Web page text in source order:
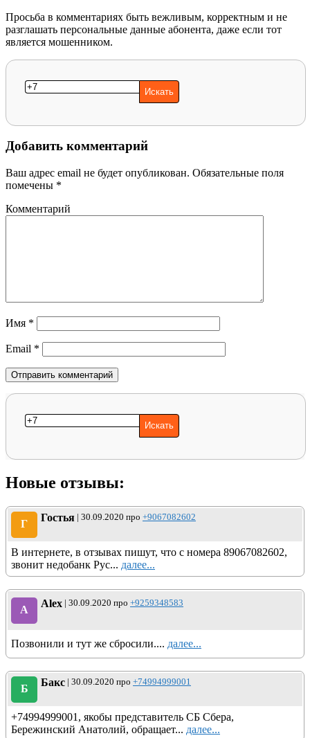
Просьба в комментариях быть вежливым, корректным и не
разглашать персональные данные абонента, даже если тот
является мошенником.
Добавить комментарий
Ваш адрес email не будет опубликован. Обязательные поля
помечены *
Комментарий
Имя *
Email *
Новые отзывы:
Г
Гостья | 30.09.2020 про +9067082602
В интернете, в отзывах пишут, что с номера 89067082602,
звонит недобанк Рус... далее...
A
Alex | 30.09.2020 про +9259348583
Позвонили и тут же сбросили.... далее...
Б
Бакс | 30.09.2020 про +74994999001
+74994999001, якобы представитель СБ Сбера,
Бережинский Анатолий, обращает... далее...